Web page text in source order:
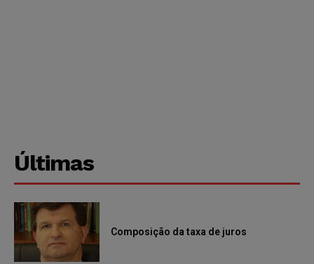
Últimas
Composição da taxa de juros